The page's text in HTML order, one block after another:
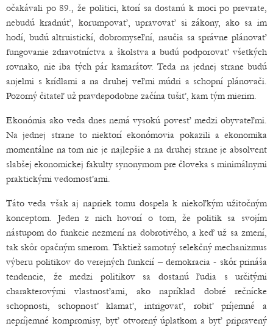
očakávali po 89., že politici, ktorí sa dostanú k moci po prevrate,
nebudú kradnúť, korumpovať, upravovať si zákony, ako sa im
hodí, budú altruistickí, dobromyseľní, naučia sa správne plánovať
fungovanie zdravotníctva a školstva a budú podporovať všetkých
rovnako, nie iba tých pár kamarátov. Teda na jednej strane budú
anjelmi s krídlami a na druhej veľmi múdri a schopní plánovači.
Pozorný čitateľ už pravdepodobne začína tušiť, kam tým mierim.
Ekonómia ako veda dnes nemá vysokú povesť medzi obyvateľmi.
Na jednej strane to niektorí ekonómovia pokazili a ekonomika
momentálne na tom nie je najlepšie a na druhej strane je absolvent
slabšej ekonomickej fakulty synonymom pre človeka s minimálnymi
praktickými vedomosťami.
Táto veda však aj napriek tomu dospela k niekoľkým užitočným
konceptom. Jeden z nich hovorí o tom, že politik sa svojím
nástupom do funkcie nezmení na dobrotivého, a keď už sa zmení,
tak skôr opačným smerom. Taktiež samotný selekčný mechanizmus
výberu politikov do verejných funkcií – demokracia - skôr prináša
tendencie, že medzi politikov sa dostanú ľudia s určitými
charakterovými vlastnosťami, ako napríklad dobré rečnícke
schopnosti, schopnosť klamať, intrigovať, robiť príjemné a
nepríjemné kompromisy, byť otvorený úplatkom a byť pripravený